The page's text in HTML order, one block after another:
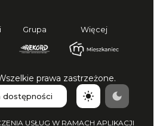
Grupa Więcej
prawa zastrzeżone.
dostępności
USŁUG W RAMACH APLIKACJI